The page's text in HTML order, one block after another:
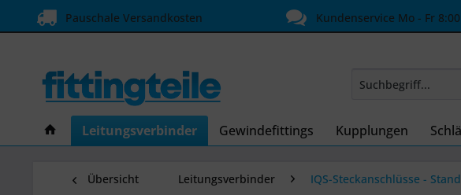
Pauschale Versandkosten Kundenservice Mo - Fr
Leitungsverbinder Gewindefittings Kupplungen
Übersicht Leitungsverbinder IQS-Steckanschlüsse -